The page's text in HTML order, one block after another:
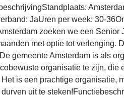
JaUren per week: 30-
zoeken we een
met optie tot verlenging.
gemeente Amsterdam is als
organisatie te zijn, die
is een prachtige organisatie,
uit te